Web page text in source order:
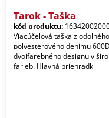
Tarok - Taška
kód produktu:
Viacúčelová taška z odolného
polyesterového denimu
dvojfarebného designu v
farieb. Hlavná priehradk